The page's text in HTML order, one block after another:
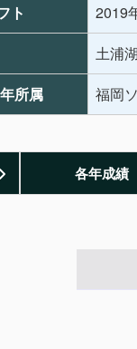
ト
2019
土浦
所属
福岡
各年成績